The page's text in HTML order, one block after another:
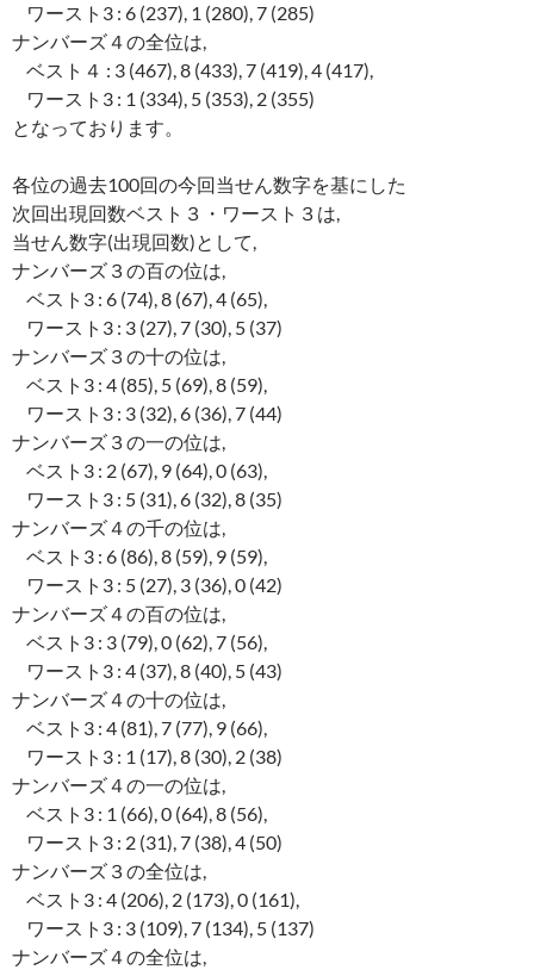
ワースト3 : 6 (237), 1 (280), 7 (285)
ナンバーズ４の全位は,
ベスト４ : 3 (467), 8 (433), 7 (419), 4 (417),
ワースト3 : 1 (334), 5 (353), 2 (355)
となっております。
各位の過去100回の今回当せん数字を基にした
次回出現回数ベスト３・ワースト３は,
当せん数字(出現回数)として,
ナンバーズ３の百の位は,
ベスト3 : 6 (74), 8 (67), 4 (65),
ワースト3 : 3 (27), 7 (30), 5 (37)
ナンバーズ３の十の位は,
ベスト3 : 4 (85), 5 (69), 8 (59),
ワースト3 : 3 (32), 6 (36), 7 (44)
ナンバーズ３の一の位は,
ベスト3 : 2 (67), 9 (64), 0 (63),
ワースト3 : 5 (31), 6 (32), 8 (35)
ナンバーズ４の千の位は,
ベスト3 : 6 (86), 8 (59), 9 (59),
ワースト3 : 5 (27), 3 (36), 0 (42)
ナンバーズ４の百の位は,
ベスト3 : 3 (79), 0 (62), 7 (56),
ワースト3 : 4 (37), 8 (40), 5 (43)
ナンバーズ４の十の位は,
ベスト3 : 4 (81), 7 (77), 9 (66),
ワースト3 : 1 (17), 8 (30), 2 (38)
ナンバーズ４の一の位は,
ベスト3 : 1 (66), 0 (64), 8 (56),
ワースト3 : 2 (31), 7 (38), 4 (50)
ナンバーズ３の全位は,
ベスト3 : 4 (206), 2 (173), 0 (161),
ワースト3 : 3 (109), 7 (134), 5 (137)
ナンバーズ４の全位は,